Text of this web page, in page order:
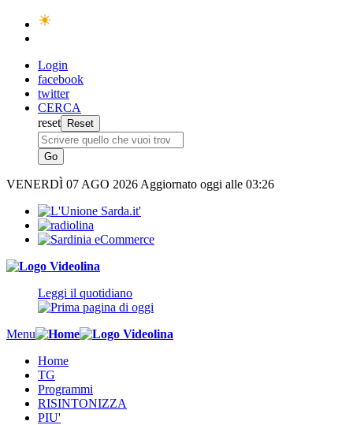
Login
facebook
twitter
CERCA
reset
VENERDÌ 07 AGO 2026 Aggiornato oggi alle 03:26
Leggi il quotidiano
Menu
Home
TG
Programmi
RISINTONIZZA
PIU'